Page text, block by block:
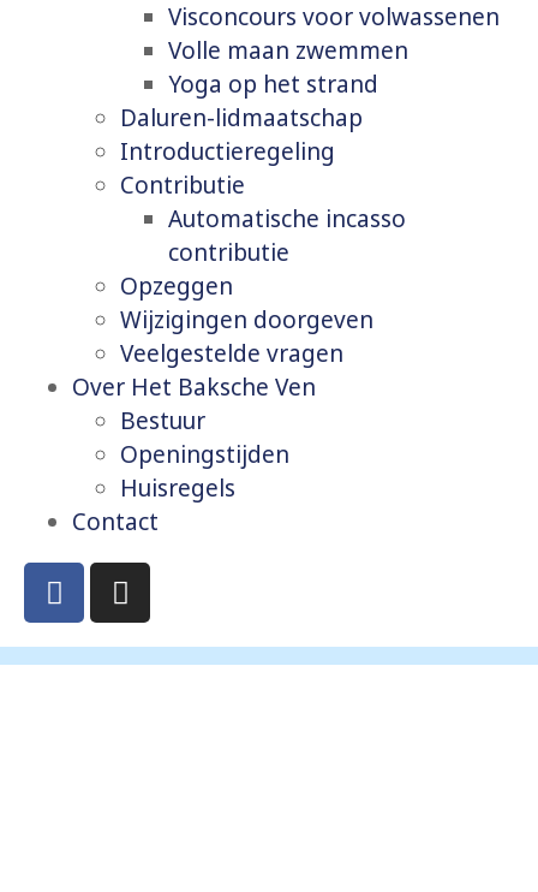
Visconcours voor volwassenen
Volle maan zwemmen
Yoga op het strand
Daluren-lidmaatschap
Introductieregeling
Contributie
Automatische incasso
contributie
Opzeggen
Wijzigingen doorgeven
Veelgestelde vragen
Over Het Baksche Ven
Bestuur
Openingstijden
Huisregels
Contact